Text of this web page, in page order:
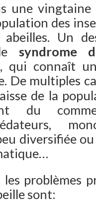
une vingtaine
des
Un
syndrome
, qui connaît
De multiples
de la
du
diversifiée
problèmes
sont: